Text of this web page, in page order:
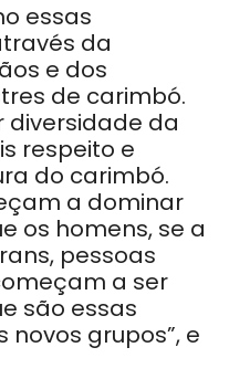
essas
da
e dos
de carimbó.
diversidade da
respeito e
do carimbó.
a dominar
os homens, se a
pessoas
a ser
são essas
novos grupos”, e